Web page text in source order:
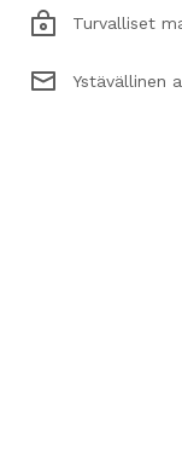
Turvalliset
Ystävällinen